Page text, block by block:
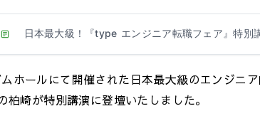
日本最大級！『type エンジニア転職フェア』特別
ホールにて開催された日本最大級のエンジニ
崎が特別講演に登壇いたしました。